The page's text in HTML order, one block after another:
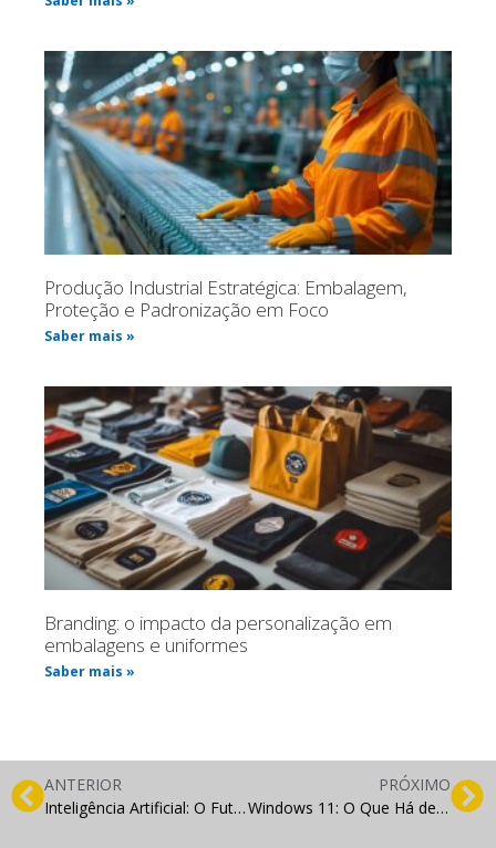
Produção Industrial Estratégica: Embalagem,
Proteção e Padronização em Foco
Saber mais »
Branding: o impacto da personalização em
embalagens e uniformes
Saber mais »
ANTERIOR
Inteligência Artificial: O Futuro do Marketing Digital
PRÓXIMO
Windows 11: O Que Há de Novo e Como Aproveitar ao Máximo